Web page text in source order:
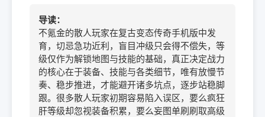
导读：
不氪金的散人玩家在复古变态传奇手机版中发
育，切忌急功近利，盲目冲级只会得不偿失，等
级仅作为解锁地图与技能的基础，真正决定战力
的核心在于装备、技能与各类细节，唯有放慢节
奏、稳步推进，才能避开诸多坑点，逐步站稳脚
跟。很多散人玩家初期容易陷入误区，要么疯狂
肝等级却忽视装备积累，要么妄图单刷刷取高级